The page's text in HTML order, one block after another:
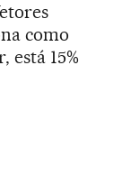
como
está 15%